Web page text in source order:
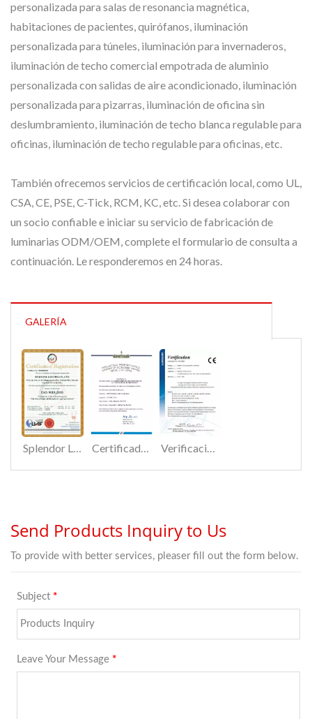
personalizada para salas de resonancia magnética,
habitaciones de pacientes, quirófanos, iluminación
personalizada para túneles, iluminación para invernaderos,
iluminación de techo comercial empotrada de aluminio
personalizada con salidas de aire acondicionado, iluminación
personalizada para pizarras, iluminación de oficina sin
deslumbramiento, iluminación de techo blanca regulable para
oficinas, iluminación de techo regulable para oficinas, etc.
También ofrecemos servicios de certificación local, como UL,
CSA, CE, PSE, C-Tick, RCM, KC, etc. Si desea colaborar con
un socio confiable e iniciar su servicio de fabricación de
luminarias ODM/OEM, complete el formulario de consulta a
continuación. Le responderemos en 24 horas.
GALERÍA